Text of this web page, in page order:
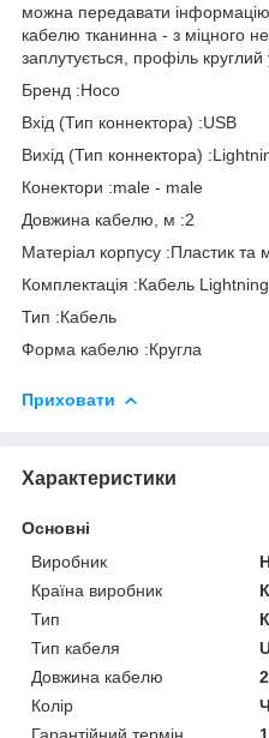
можна передавати
кабелю тканинна - з міцного
заплутується, профіль круглий
Бренд :Hoco
Вхід (Тип коннектора) :USB
Вихід (Тип коннектора)
Конектори :male - male
Довжина кабелю, м :2
Матеріал корпусу :Пластик та
Комплектація :Кабель
Тип :Кабель
Форма кабелю :Кругла
Приховати
Характеристики
Основні
Виробник
Країна виробник
Тип
Тип кабеля
Довжина кабелю
Колір
Гарантійний термін